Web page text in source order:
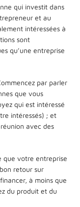
qui investit dans
et au
intéressées à
sont
qu’une entreprise
par parler
que vous
qui est intéressé
intéressés) ; et
avec des
que votre entreprise
retour sur
à moins que
du produit et du